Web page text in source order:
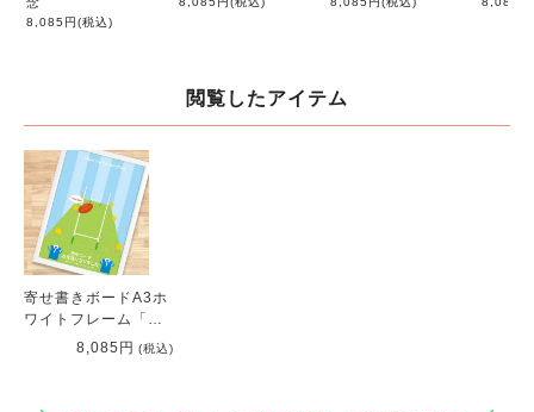
8,085円(税込)
閲覧したアイテム
寄せ書きボードA3ホ
ワイトフレーム「ラ
グビー」/卒団・卒部
8,085円 (税込)